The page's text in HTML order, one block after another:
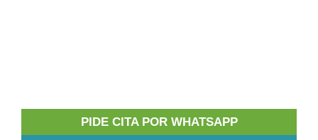
PIDE CITA POR WHATSAPP